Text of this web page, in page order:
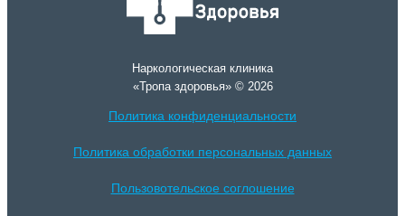
Наркологическая клиника
«Тропа здоровья» © 2026
Политика конфиденциальности
Политика обработки персональных данных
Пользовотельское соглошение